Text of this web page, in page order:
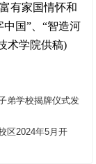
有家国情怀和
国”、“智造河
术学院供稿)
弟学校揭牌仪式发
区2024年5月开